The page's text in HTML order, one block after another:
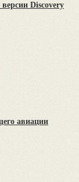
Discovery
авиации